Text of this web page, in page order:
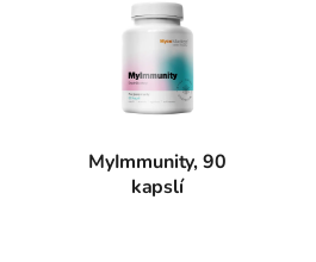
MyImmunity, 90
kapslí